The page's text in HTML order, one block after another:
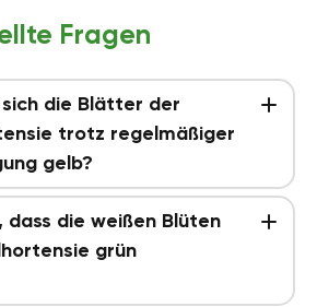
Fragen
die Blätter der
trotz regelmäßiger
gelb?
die weißen Blüten
grün